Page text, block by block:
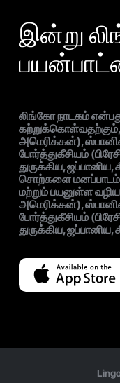
இன்று
லிங்கோ நாடகம்
கற்றுக்கொள்வதற்கும்,
அமெரிக்கன்),
போர்த்துகீசியம்
துருக்கிய,
சொற்களை மனப்பாடம்
மற்றும் பயனுள்ள
அமெரிக்கன்),
போர்த்துகீசியம்
துருக்கிய,